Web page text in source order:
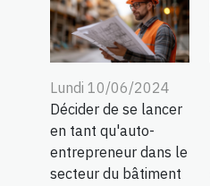
Lundi 10/06/2024
Décider de se lancer
en tant qu'auto-
entrepreneur dans le
secteur du bâtiment